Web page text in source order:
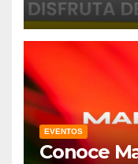
EVENTOS
Conoce